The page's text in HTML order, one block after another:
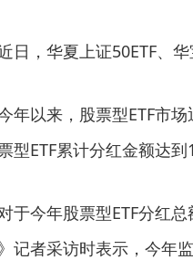
日，华夏上证50ETF、
年以来，股票型ETF市
型ETF累计分红金额达
于今年股票型ETF分红
记者采访时表示，今年